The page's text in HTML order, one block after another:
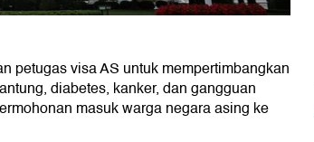
petugas visa AS untuk mempertimbangkan
diabetes, kanker, dan gangguan
masuk warga negara asing ke